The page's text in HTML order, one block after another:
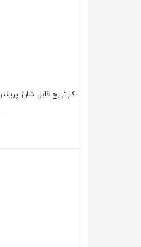
کارتریج قابل شارژ پرینتر BROTHER DCPJ100